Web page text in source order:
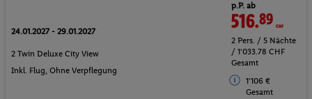
24.01.2027 - 29.01.2027
2 Twin Deluxe City View
Inkl. Flug, Ohne Verpflegung
p.P. ab
516.89CHF
2 Pers. / 5 Nächte
/ 1'033.78 CHF
Gesamt
1'106 €
Gesamt